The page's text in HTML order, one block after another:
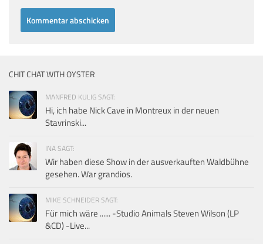
CHIT CHAT WITH OYSTER
MANFRED KULIG SAGT:
Hi, ich habe Nick Cave in Montreux in der neuen
Stavrinski...
INA SAGT:
Wir haben diese Show in der ausverkauften Waldbühne
gesehen. War grandios.
MIKE SCHNEIDER SAGT:
Für mich wäre ...... -Studio Animals Steven Wilson (LP
&CD) -Live...